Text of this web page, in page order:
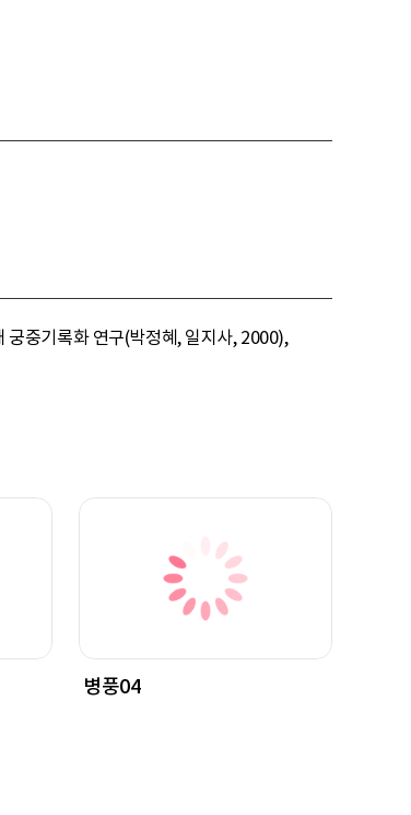
중기록화 연구(박정혜, 일지사, 2000),
병풍04